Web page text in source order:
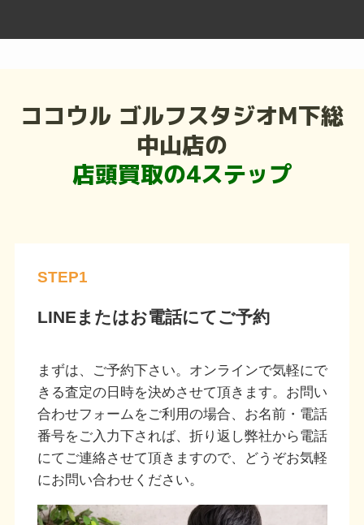
ココウル ゴルフスタジオM下総
中山店の
店頭買取の4ステップ
STEP1
LINEまたはお電話にてご予約
まずは、ご予約下さい。オンラインで気軽にで
きる査定の日時を決めさせて頂きます。お問い
合わせフォームをご利用の場合、お名前・電話
番号をご入力下されば、折り返し弊社から電話
にてご連絡させて頂きますので、どうぞお気軽
にお問い合わせください。